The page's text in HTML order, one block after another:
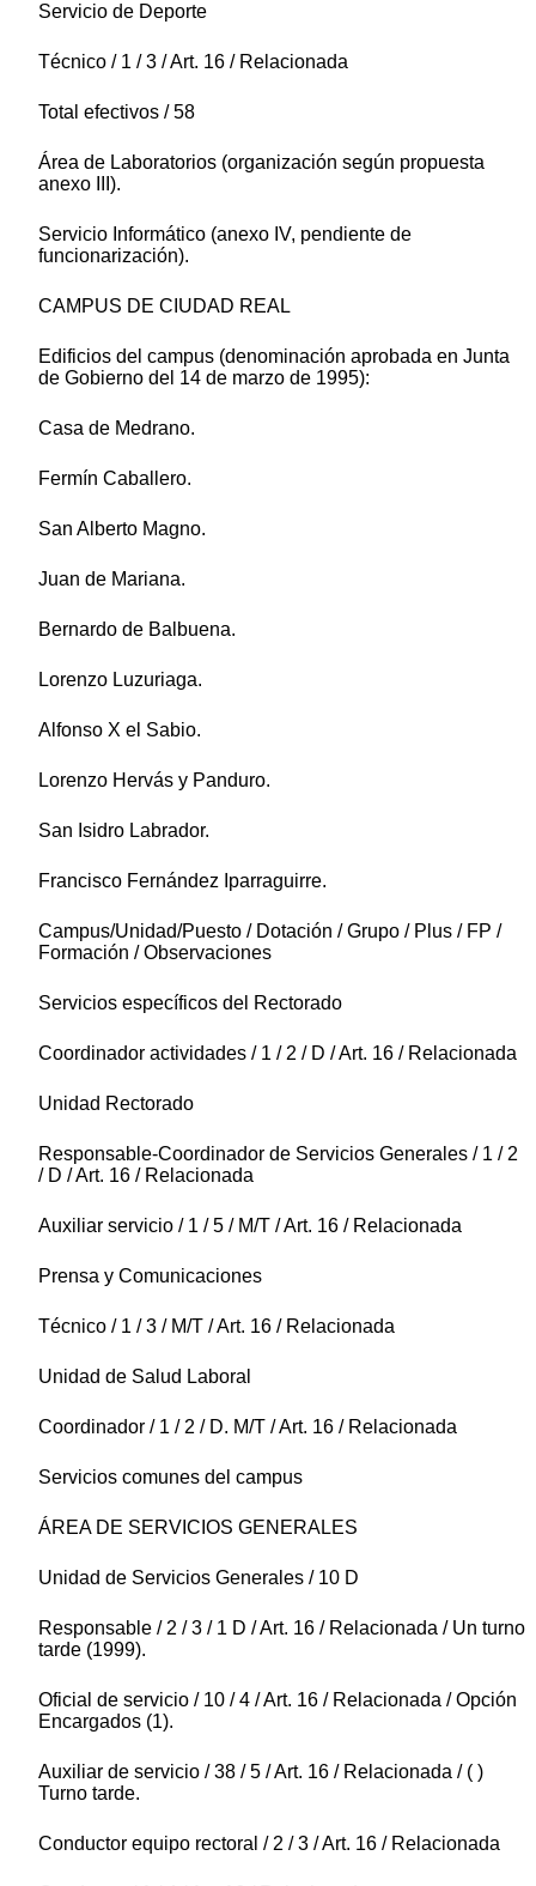
Servicio de Deporte
Técnico / 1 / 3 / Art. 16 / Relacionada
Total efectivos / 58
Área de Laboratorios (organización según propuesta
anexo III).
Servicio Informático (anexo IV, pendiente de
funcionarización).
CAMPUS DE CIUDAD REAL
Edificios del campus (denominación aprobada en Junta
de Gobierno del 14 de marzo de 1995):
Casa de Medrano.
Fermín Caballero.
San Alberto Magno.
Juan de Mariana.
Bernardo de Balbuena.
Lorenzo Luzuriaga.
Alfonso X el Sabio.
Lorenzo Hervás y Panduro.
San Isidro Labrador.
Francisco Fernández Iparraguirre.
Campus/Unidad/Puesto / Dotación / Grupo / Plus / FP /
Formación / Observaciones
Servicios específicos del Rectorado
Coordinador actividades / 1 / 2 / D / Art. 16 / Relacionada
Unidad Rectorado
Responsable-Coordinador de Servicios Generales / 1 / 2
/ D / Art. 16 / Relacionada
Auxiliar servicio / 1 / 5 / M/T / Art. 16 / Relacionada
Prensa y Comunicaciones
Técnico / 1 / 3 / M/T / Art. 16 / Relacionada
Unidad de Salud Laboral
Coordinador / 1 / 2 / D. M/T / Art. 16 / Relacionada
Servicios comunes del campus
ÁREA DE SERVICIOS GENERALES
Unidad de Servicios Generales / 10 D
Responsable / 2 / 3 / 1 D / Art. 16 / Relacionada / Un turno
tarde (1999).
Oficial de servicio / 10 / 4 / Art. 16 / Relacionada / Opción
Encargados (1).
Auxiliar de servicio / 38 / 5 / Art. 16 / Relacionada / ( )
Turno tarde.
Conductor equipo rectoral / 2 / 3 / Art. 16 / Relacionada